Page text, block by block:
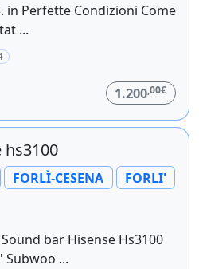
in Perfette Condizioni Come
...
1.200,00€
hs3100
FORLÌ-CESENA
FORLI'
bar Hisense Hs3100
Subwoo ...